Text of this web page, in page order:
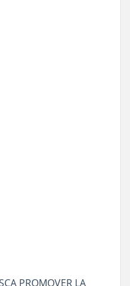
PROMOVER LA